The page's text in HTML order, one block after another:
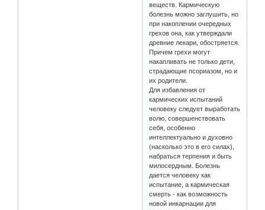
веществ. Кармическую
болезнь можно заглушить, но
при накоплении очередных
грехов она, как утверждали
древние лекари, обостряется.
Причем грехи могут
накапливать не только дети,
страдающие псориазом, но и
их родители.
Для избавления от
кармических испытаний
человеку следует выработать
волю, совершенствовать
себя, особенно
интеллектуально и духовно
(насколько это в его силах),
набраться терпения и быть
милосердным. Болезнь
дается человеку как
испытание, а кармическая
смерть - как возможность
новой инкарнации для